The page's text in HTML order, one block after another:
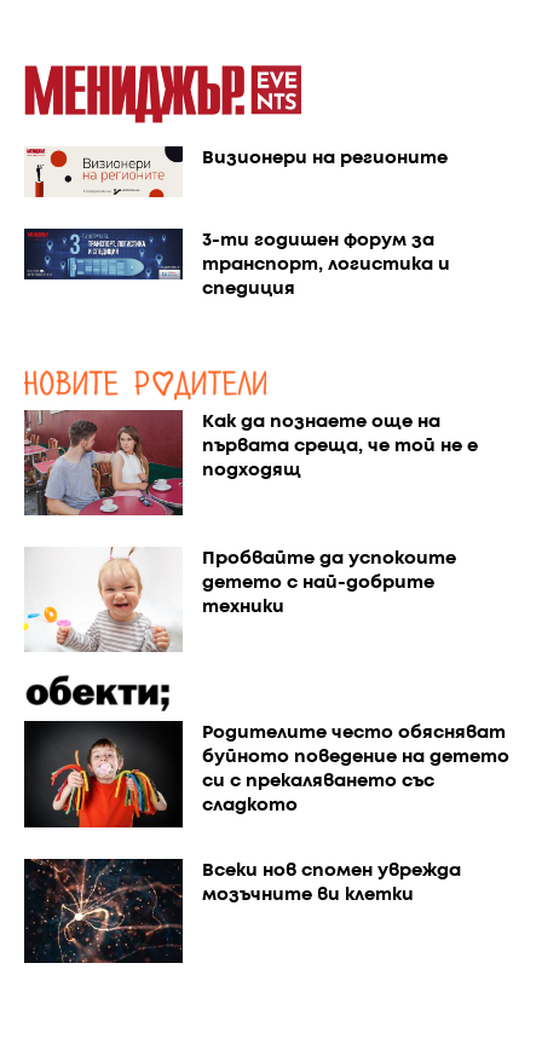
Визионери на регионите
3-ти годишен форум за
транспорт, логистика и
спедиция
Как да познаете още на
първата среща, че той не е
подходящ
Пробвайте да успокоите
детето с най-добрите
техники
Родителите често обясняват
буйното поведение на детето
си с прекаляването със
сладкото
Всеки нов спомен уврежда
мозъчните ви клетки